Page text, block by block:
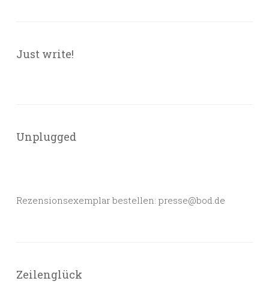
Just write!
Unplugged
Rezensionsexemplar bestellen: presse@bod.de
Zeilenglück